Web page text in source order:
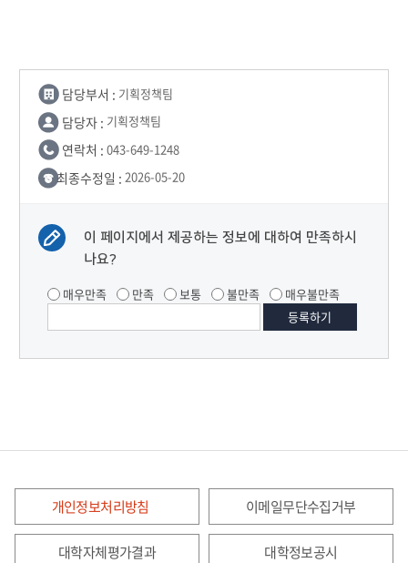
담당부서 : 기획정책팀
담당자 : 기획정책팀
연락처 : 043-649-1248
최종수정일 : 2026-05-20
이 페이지에서 제공하는 정보에 대하여 만족하시
나요?
매우만족 만족 보통 불만족 매우불만족
개인정보처리방침 이메일무단수집거부
대학자체평가결과 대학정보공시